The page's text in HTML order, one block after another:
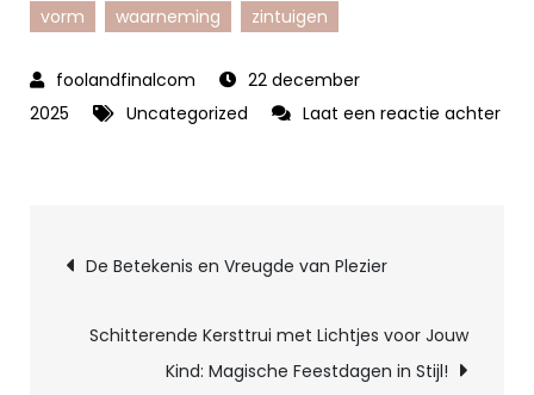
vorm waarneming zintuigen
22 december
2025
Uncategorized
Laat een reactie achter
Berichtnavigatie
De Betekenis en Vreugde van Plezier
Schitterende Kersttrui met Lichtjes voor Jouw
Kind: Magische Feestdagen in Stijl!